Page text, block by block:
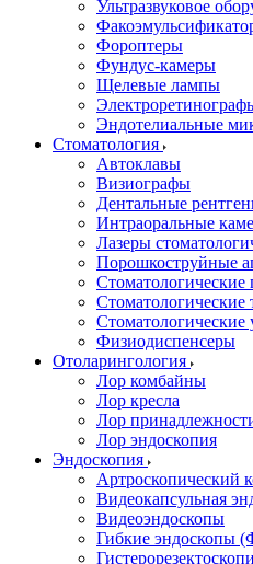
Ультразвуковое
Фороптеры
Фундус-камеры
Щелевые лампы
Эндотелиальные
Стоматология
Автоклавы
Визиографы
Дентальные
Интраоральные
Лазеры
Порошкоструйные
Стоматологические
Стоматологические
Физиодиспенсеры
Отоларингология
Лор комбайны
Лор кресла
Лор
Лор эндоскопия
Эндоскопия
Артроскопический
Видеокапсульная
Видеоэндоскопы
Гибкие эндоскопы